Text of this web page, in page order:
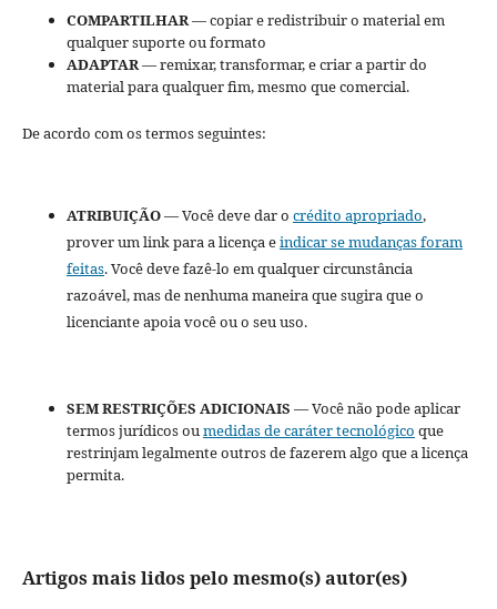
COMPARTILHAR— copiar e redistribuir o material em
qualquer suporte ou formato
ADAPTAR— remixar, transformar, e criar a partir do
material para qualquer fim, mesmo que comercial.
De acordo com os termos seguintes:
ATRIBUIÇÃO— Você deve dar o crédito apropriado,
prover um link para a licença eindicar se mudanças foram
feitas. Você deve fazê-lo em qualquer circunstância
razoável, mas de nenhuma maneira que sugira que o
licenciante apoia você ou o seu uso.
SEM RESTRIÇÕES ADICIONAIS — Você não pode aplicar
termos jurídicos oumedidas de caráter tecnológico que
restrinjam legalmente outros de fazerem algo que a licença
permita.
Artigos mais lidos pelo mesmo(s) autor(es)